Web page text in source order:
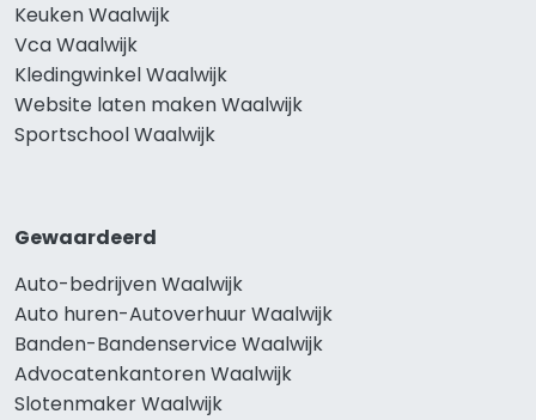
Keuken Waalwijk
Vca Waalwijk
Kledingwinkel Waalwijk
Website laten maken Waalwijk
Sportschool Waalwijk
Gewaardeerd
Auto-bedrijven Waalwijk
Auto huren-Autoverhuur Waalwijk
Banden-Bandenservice Waalwijk
Advocatenkantoren Waalwijk
Slotenmaker Waalwijk